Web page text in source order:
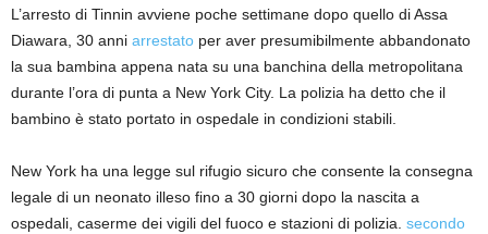
L’arresto di Tinnin avviene poche settimane dopo quello di Assa
Diawara, 30 anni arrestato per aver presumibilmente abbandonato
la sua bambina appena nata su una banchina della metropolitana
durante l’ora di punta a New York City. La polizia ha detto che il
bambino è stato portato in ospedale in condizioni stabili.
New York ha una legge sul rifugio sicuro che consente la consegna
legale di un neonato illeso fino a 30 giorni dopo la nascita a
ospedali, caserme dei vigili del fuoco e stazioni di polizia. secondo